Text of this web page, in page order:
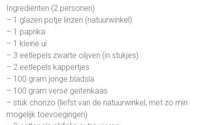
Ingrediënten (2 personen)
– 1 glazen potje linzen (natuurwinkel)
– 1 paprika
– 1 kleine ui
– 3 eetlepels zwarte olijven (in stukjes)
– 2 eetlepels kappertjes
– 100 gram jonge bladsla
– 100 gram verse geitenkaas
– stuk chorizo (liefst van de natuurwinkel, met zo min
mogelijk toevoegingen)